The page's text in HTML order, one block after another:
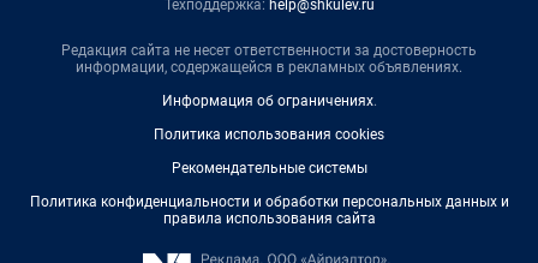
Техподдержка: help@shkulev.ru
Редакция сайта не несет ответственности за достоверность
информации, содержащейся в рекламных объявлениях.
Информация об ограничениях.
Политика использования cookies
Рекомендательные системы
Политика конфиденциальности и обработки персональных данных и
правила использования сайта